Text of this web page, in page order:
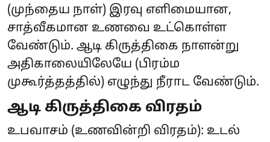
(முந்தைய நாள்) இரவு எளிமையான,
சாத்வீகமான உணவை உட்கொள்ள
வேண்டும். ஆடி கிருத்திகை நாளன்று
அதிகாலையிலேயே (பிரம்ம
முகூர்த்தத்தில்) எழுந்து நீராட வேண்டும்.
ஆடி கிருத்திகை விரதம்
உபவாசம் (உணவின்றி விரதம்): உடல்